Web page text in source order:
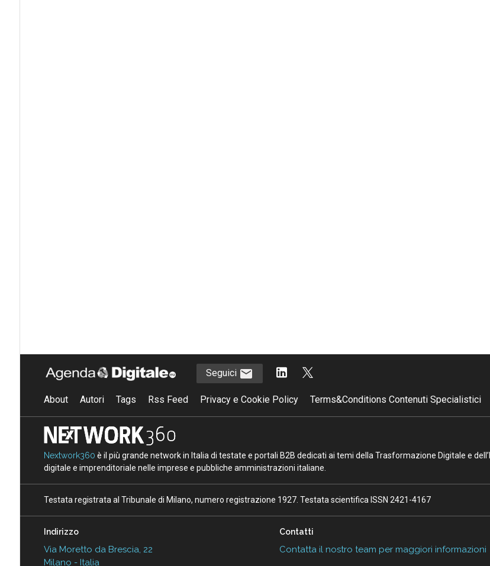
Seguici
About Autori Tags Rss Feed Privacy e Cookie Policy Terms&Conditions Contenuti Specialistici
Nextwork360 è il più grande network in Italia di testate e portali B2B dedicati ai temi della Trasformazione Digitale e
digitale e imprenditoriale nelle imprese e pubbliche amministrazioni italiane.
Testata registrata al Tribunale di Milano, numero registrazione 1927. Testata scientifica ISSN 2421-4167
Indirizzo
Via Moretto da Brescia, 22
Milano - Italia
Contatti
Contatta il nostro team per maggiori informazioni